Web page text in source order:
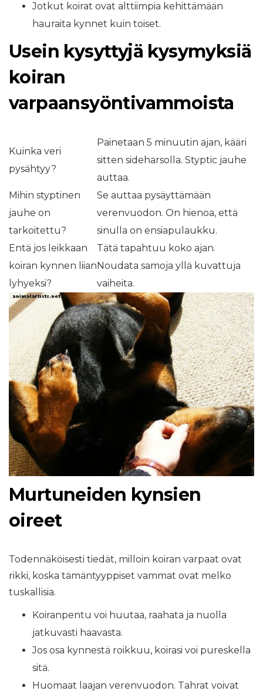
Jotkut koirat ovat alttiimpia kehittämään
hauraita kynnet kuin toiset.
Usein kysyttyjä kysymyksiä
koiran
varpaansyöntivammoista
Kuinka veri
pysähtyy?
Painetaan 5 minuutin ajan, kääri
sitten sideharsolla. Styptic jauhe
auttaa.
Mihin styptinen
jauhe on
tarkoitettu?
Se auttaa pysäyttämään
verenvuodon. On hienoa, että
sinulla on ensiapulaukku.
Entä jos leikkaan
koiran kynnen liian
lyhyeksi?
Tätä tapahtuu koko ajan.
Noudata samoja yllä kuvattuja
vaiheita.
Murtuneiden kynsien
oireet
Todennäköisesti tiedät, milloin koiran varpaat ovat
rikki, koska tämäntyyppiset vammat ovat melko
tuskallisia.
Koiranpentu voi huutaa, raahata ja nuolla
jatkuvasti haavasta.
Jos osa kynnestä roikkuu, koirasi voi pureskella
sitä.
Huomaat laajan verenvuodon. Tahrat voivat